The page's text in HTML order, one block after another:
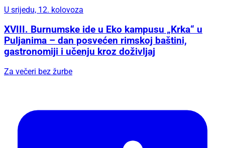
U srijedu, 12. kolovoza
XVIII. Burnumske ide u Eko kampusu „Krka“ u
Puljanima – dan posvećen rimskoj baštini,
gastronomiji i učenju kroz doživljaj
Za večeri bez žurbe